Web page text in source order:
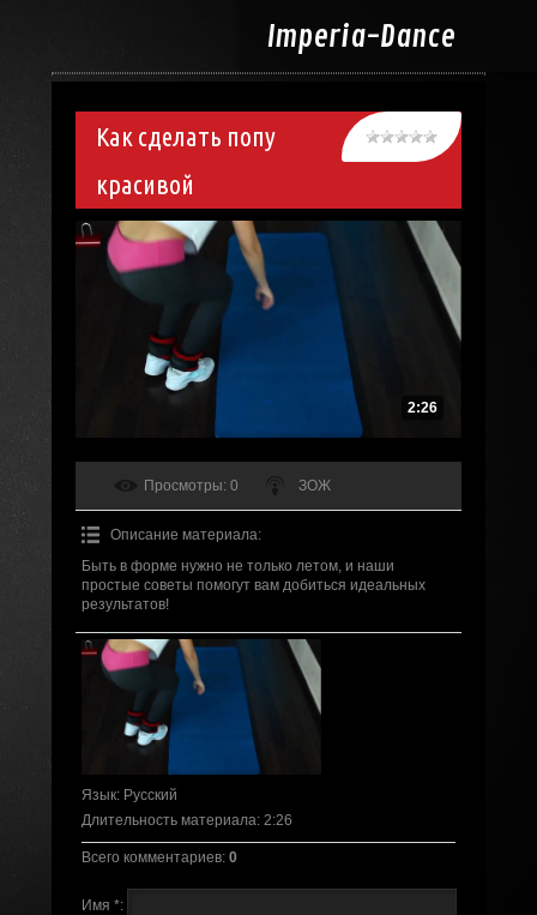
Imperia-Dance
Как сделать попу
красивой
2:26
Просмотры: 0 ЗОЖ
Описание материала:
Быть в форме нужно не только летом, и наши
простые советы помогут вам добиться идеальных
результатов!
Язык: Русский
Длительность материала: 2:26
Всего комментариев: 0
Имя *: